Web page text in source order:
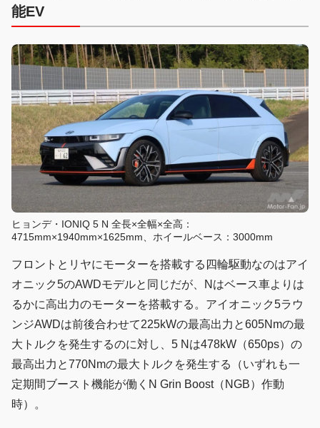
能EV
ヒョンデ・IONIQ 5 N 全長×全幅×全高：
4715mm×1940mm×1625mm、ホイールベース：3000mm
フロントとリヤにモーターを搭載する四輪駆動なのはアイ
オニック5のAWDモデルと同じだが、Nはベース車よりは
るかに高出力のモーターを搭載する。アイオニック5ラウ
ンジAWDは前後合わせて225kWの最高出力と605Nmの最
大トルクを発生するのに対し、5 Nは478kW（650ps）の
最高出力と770Nmの最大トルクを発生する（いずれも一
定期間ブースト機能が働くN Grin Boost（NGB）作動
時）。